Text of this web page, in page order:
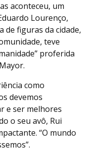
aconteceu, um
Lourenço,
figuras da cidade,
teve
proferida
como
devemos
e ser melhores
o seu avô, Rui
“O mundo